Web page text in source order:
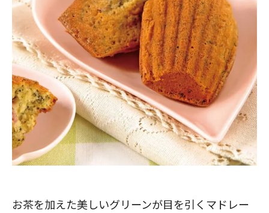
お茶を加えた美しいグリーンが目を引くマドレー